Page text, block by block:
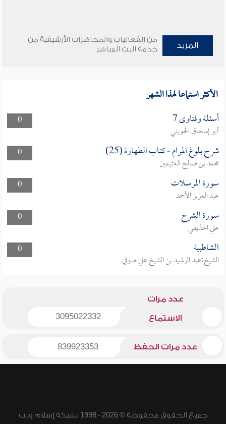
المزيد
من الفعاليات والمحاضرات الأرشيفية من
خدمة البث المباشر
الأكثر استماعا لهذا الشهر
0 أسئلة وفتاوى 7
أبو إسحاق الحويني
0
شرح بلوغ المرام - كتاب الطهارة (25)
محمد بن صالح العثيمين
0
سورة المرسلات
عبد العزيز الأحمد
0
سورة الشرح
علي الحذيفي
0
الشاطبية
الشيخ:عبد الرشيد بن الشيخ علي صوفي
عدد مرات
الاستماع 3095022332
عدد مرات الحفظ 839923353
جميع الحقوق محفوظة © 2026 - 1998 لشبكة إسلام ويب